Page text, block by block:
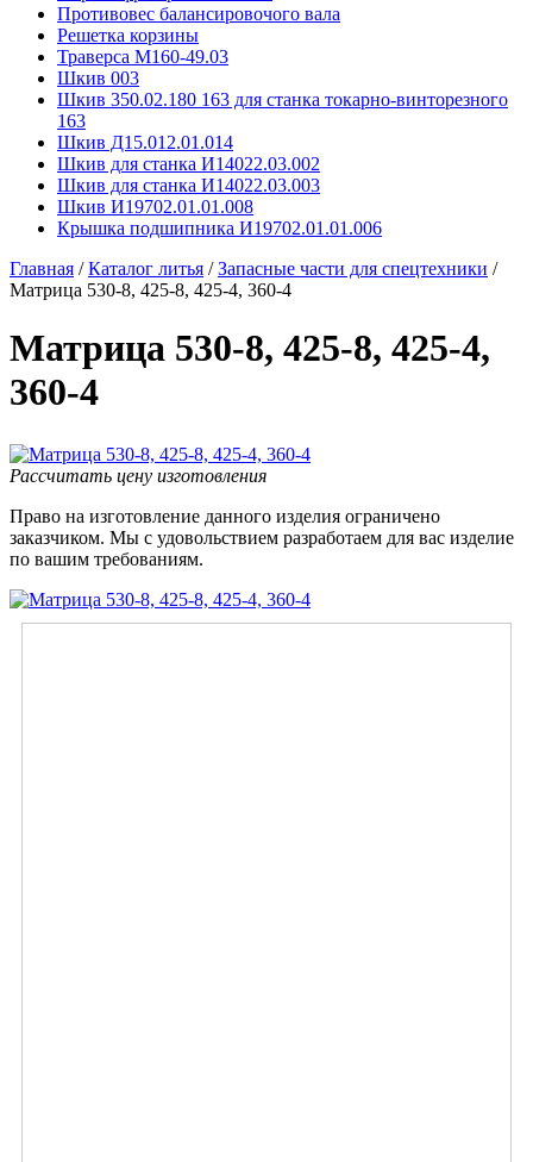
Противовес балансировочого вала
Решетка корзины
Траверса М160-49.03
Шкив 003
Шкив 350.02.180 163 для станка токарно-винторезного
163
Шкив Д15.012.01.014
Шкив для станка И14022.03.002
Шкив для станка И14022.03.003
Шкив И19702.01.01.008
Крышка подшипника И19702.01.01.006
Главная /Каталог литья /Запасные части для спецтехники /
Матрица 530-8, 425-8, 425-4, 360-4
Матрица 530-8, 425-8, 425-4,
360-4
Рассчитать цену изготовления
Право на изготовление данного изделия ограничено
заказчиком. Мы с удовольствием разработаем для вас изделие
по вашим требованиям.